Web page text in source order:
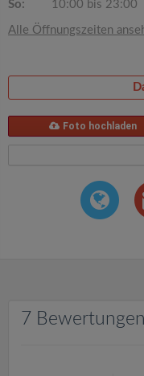
So:
10:00 bis 23:00
Alle Öffnungszeiten
Foto hochladen
7 Bewertungen
o
n